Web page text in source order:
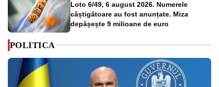
Loto 6/49, 6 august 2026. Numerele
câștigătoare au fost anunțate. Miza
depășește 9 milioane de euro
POLITICA